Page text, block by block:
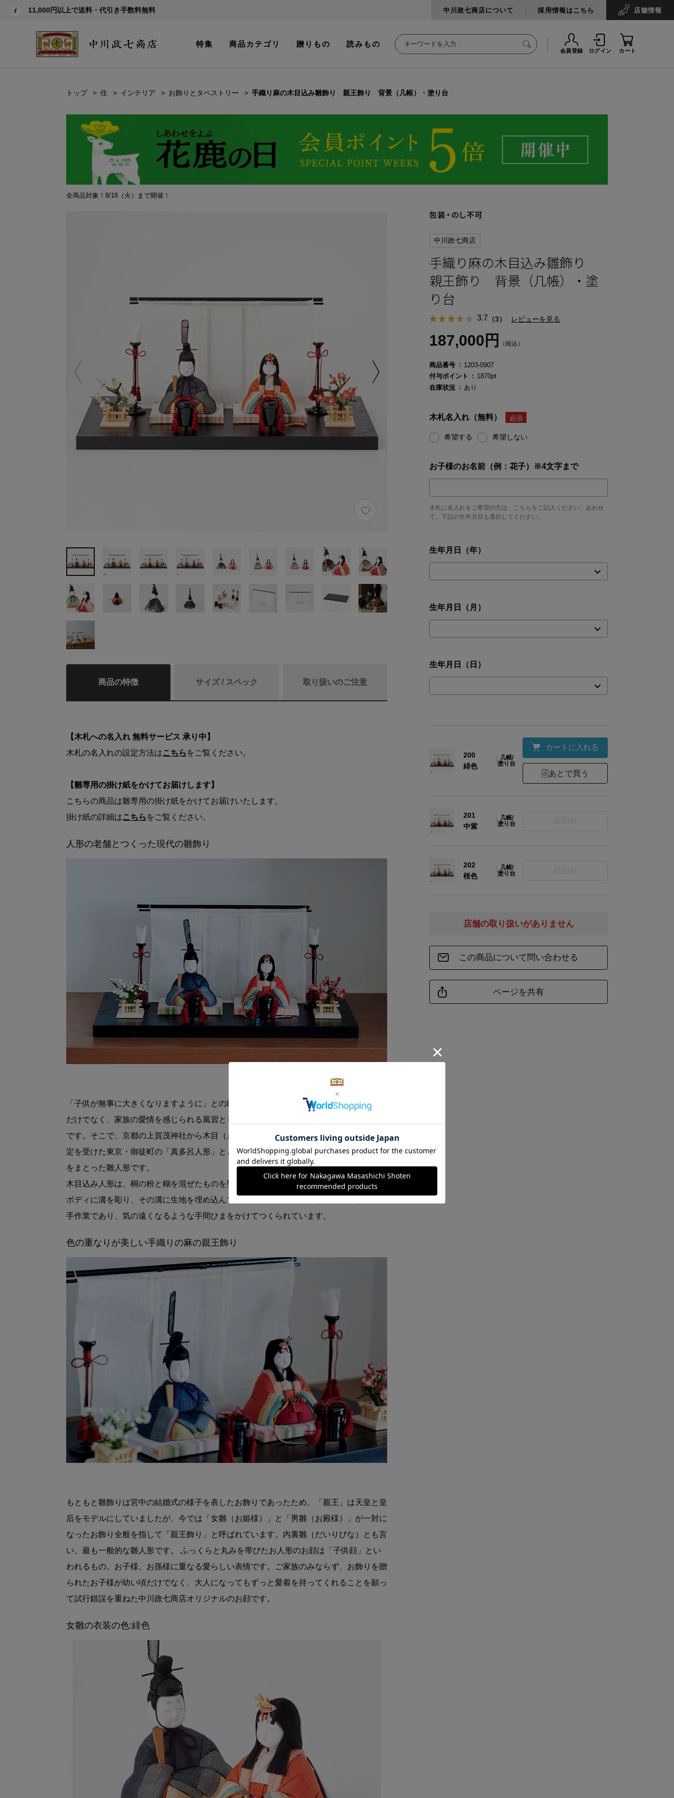
11,000円以上で送料・代引き手数料無料 中川政七商店について 採用情報はこちら 店舗情報
特集 商品カテゴリ 贈りもの 読みもの
会員登録 ログイン カート
トップ 住 インテリア お飾りとタペストリー 手織り麻の木目込み雛飾り 親王飾り 背景（几帳）・塗り台
全商品対象！8/18（火）まで開催！
商品の特徴 サイズ / スペック 取り扱いのご注意
【木札への名入れ 無料サービス 承り中】
木札の名入れの設定方法はこちら をご覧ください。
【雛専用の掛け紙をかけてお届けします】
こちらの商品は雛専用の掛け紙をかけてお届けいたします。
掛け紙の詳細はこちら をご覧ください。
人形の老舗とつくった現代の雛飾り
「子供が無事に大きくなりますように」との願いを込めて飾る雛人形。季節の行事として
だけでなく、家族の愛情を感じられる風習としてこれからもつないでいきたい日本の伝統
です。そこで、京都の上賀茂神社から木目（きめ）込み人形の正統伝承者として唯一の認
定を受けた東京・御徒町の「真多呂人形」とともに、伝統を大切にしながらも現代の空気
をまとった雛人形です。
木目込み人形は、桐の粉と糊を混ぜたものを型に詰めて固めた「桐塑（とうそ）」という
ボディに溝を彫り、その溝に生地を埋め込んで作られる伝統工芸品です。全工程が職人の
手作業であり、気の遠くなるような手間ひまをかけてつくられています。
色の重なりが美しい手織りの麻の親王飾り
もともと雛飾りは宮中の結婚式の様子を表したお飾りであったため、「親王」は天皇と皇
后をモデルにしていましたが、今では「女雛（お姫様）」と「男雛（お殿様）」が一対に
なったお飾り全般を指して「親王飾り」と呼ばれています。内裏雛（だいりびな）とも言
い、最も一般的な雛人形です。 ふっくらと丸みを帯びたお人形のお顔は「子供顔」とい
われるもの。お子様、お孫様に重なる愛らしい表情です。ご家族のみならず、お飾りを贈
られたお子様が幼い頃だけでなく、大人になってもずっと愛着を持ってくれることを願っ
て試行錯誤を重ねた中川政七商店オリジナルのお顔です。
女雛の衣装の色:緋色
人形:桐材･麻･石膏･絹/玉台:木(中質繊維板)/付属品
藁/敷台：セン合板(拭き漆)/几帳の台：木/几帳の
人形2体(男雛1体・女雛1体)・貝桶（2個1組）・
台
白手袋(素材：綿/9.0×22.0cm）・防虫剤(成分：
専用箱入り（41.5×23.5×14 紙・貼箱）
商品サイズ
サイズ
(1体あた
サイズ
中川政七商店
手織り麻の木目込み雛飾り
親王飾り 背景（几帳）・塗
り台
3.7 （3） レビューを見る
187,000円 （税込）
商品番号
1203-0907
付与ポイント
1870pt
在庫状況
あり
木札名入れ（無料）
希望する 希望しない
お子様のお名前（例：花子）※4文字まで
木札に名入れをご希望の方は、こちらをご記入ください。あわせ
て、下記の生年月日も選択してください。
生年月日（年）
生年月日（月）
生年月日（日）
200
緋色
几帳/
塗り台
カートに入れる
あとで買う
201
中紫
几帳/
塗り台
202
桜色
几帳/
塗り台
この商品について問い合わせる
ページを共有
店舗の取り扱いがありません